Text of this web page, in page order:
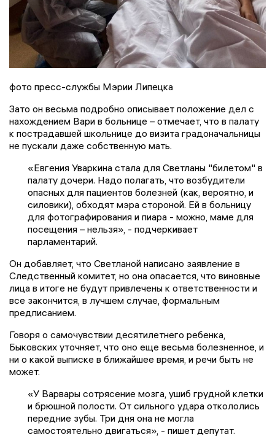
фото пресс-службы Мэрии Липецка
Зато он весьма подробно описывает положение дел с
нахождением Вари в больнице – отмечает, что в палату
к пострадавшей школьнице до визита градоначальницы
не пускали даже собственную мать.
«Евгения Уваркина стала для Светланы "билетом" в
палату дочери. Надо полагать, что возбудители
опасных для пациентов болезней (как, вероятно, и
силовики), обходят мэра стороной. Ей в больницу
для фотографирования и пиара - можно, маме для
посещения – нельзя», - подчеркивает
парламентарий.
Он добавляет, что Светланой написано заявление в
Следственный комитет, но она опасается, что виновные
лица в итоге не будут привлечены к ответственности и
все закончится, в лучшем случае, формальным
предписанием.
Говоря о самочувствии десятилетнего ребенка,
Быковских уточняет, что оно еще весьма болезненное, и
ни о какой выписке в ближайшее время, и речи быть не
может.
«У Варвары сотрясение мозга, ушиб грудной клетки
и брюшной полости. От сильного удара откололись
передние зубы. Три дня она не могла
самостоятельно двигаться», - пишет депутат.